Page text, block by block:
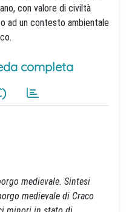
con valore di civiltà
ad un contesto ambientale
completa
medievale. Sintesi
medievale di Craco